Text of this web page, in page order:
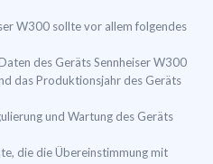
W300 sollte vor allem folgendes
des Geräts Sennheiser W300
das Produktionsjahr des Geräts
und Wartung des Geräts
die die Übereinstimmung mit